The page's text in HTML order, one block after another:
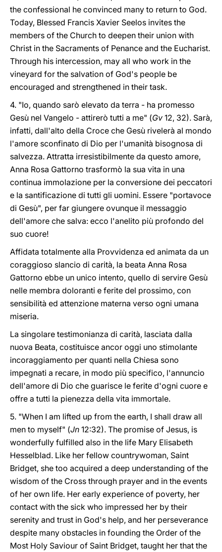
the confessional he convinced many to return to God.
Today, Blessed Francis Xavier Seelos invites the
members of the Church to deepen their union with
Christ in the Sacraments of Penance and the Eucharist.
Through his intercession, may all who work in the
vineyard for the salvation of God's people be
encouraged and strengthened in their task.
4. "Io, quando sarò elevato da terra - ha promesso
Gesù nel Vangelo - attirerò tutti a me" (Gv 12, 32). Sarà,
infatti, dall'alto della Croce che Gesù rivelerà al mondo
l'amore sconfinato di Dio per l'umanità bisognosa di
salvezza. Attratta irresistibilmente da questo amore,
Anna Rosa Gattorno trasformò la sua vita in una
continua immolazione per la conversione dei peccatori
e la santificazione di tutti gli uomini. Essere "portavoce
di Gesù", per far giungere ovunque il messaggio
dell'amore che salva: ecco l'anelito più profondo del
suo cuore!
Affidata totalmente alla Provvidenza ed animata da un
coraggioso slancio di carità, la beata Anna Rosa
Gattorno ebbe un unico intento, quello di servire Gesù
nelle membra doloranti e ferite del prossimo, con
sensibilità ed attenzione materna verso ogni umana
miseria.
La singolare testimonianza di carità, lasciata dalla
nuova Beata, costituisce ancor oggi uno stimolante
incoraggiamento per quanti nella Chiesa sono
impegnati a recare, in modo più specifico, l'annuncio
dell'amore di Dio che guarisce le ferite d'ogni cuore e
offre a tutti la pienezza della vita immortale.
5. "When I am lifted up from the earth, I shall draw all
men to myself" (Jn 12:32). The promise of Jesus, is
wonderfully fulfilled also in the life Mary Elisabeth
Hesselblad. Like her fellow countrywoman, Saint
Bridget, she too acquired a deep understanding of the
wisdom of the Cross through prayer and in the events
of her own life. Her early experience of poverty, her
contact with the sick who impressed her by their
serenity and trust in God's help, and her perseverance
despite many obstacles in founding the Order of the
Most Holy Saviour of Saint Bridget, taught her that the